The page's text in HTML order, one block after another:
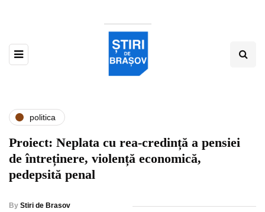
politica
Proiect: Neplata cu rea-credință a pensiei
de întreținere, violență economică,
pedepsită penal
By Stiri de Brasov